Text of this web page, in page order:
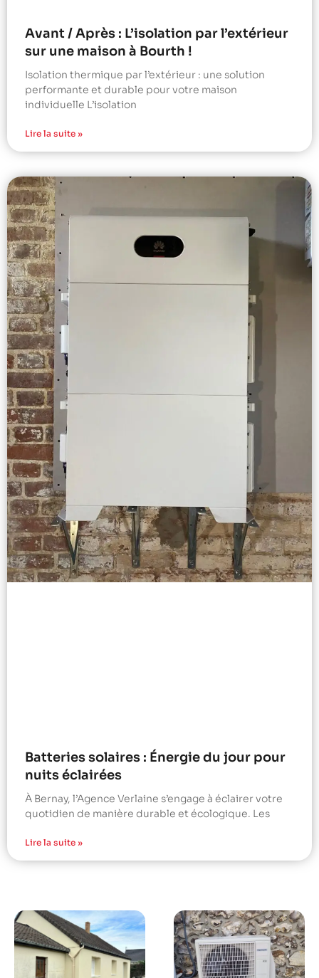
Avant / Après : L’isolation par l’extérieur
sur une maison à Bourth !
Isolation thermique par l’extérieur : une solution
performante et durable pour votre maison
individuelle L’isolation
Lire la suite »
Batteries solaires : Énergie du jour pour
nuits éclairées
À Bernay, l’Agence Verlaine s’engage à éclairer votre
quotidien de manière durable et écologique. Les
Lire la suite »